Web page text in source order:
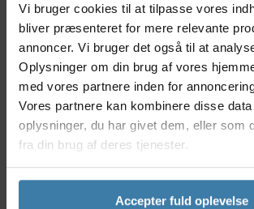
Vi bruger cookies til at tilpasse vores
bliver præsenteret for mere relevante
annoncer. Vi bruger det også til at
Oplysninger om din brug af vores
med vores partnere inden for
Vores partnere kan kombinere disse
oplysninger, du har givet dem, eller som
fra din brug af deres tjenester.
Accepter fuld oplevelse
mountainbike integrerede styrfittings
er forseglet for længere holdbarhed.
kompatibel med Knock Block headset.
Fakta
FSA lukket leje
Mål: 41 x 30,2 x 6,5mm
Materiale: Stål